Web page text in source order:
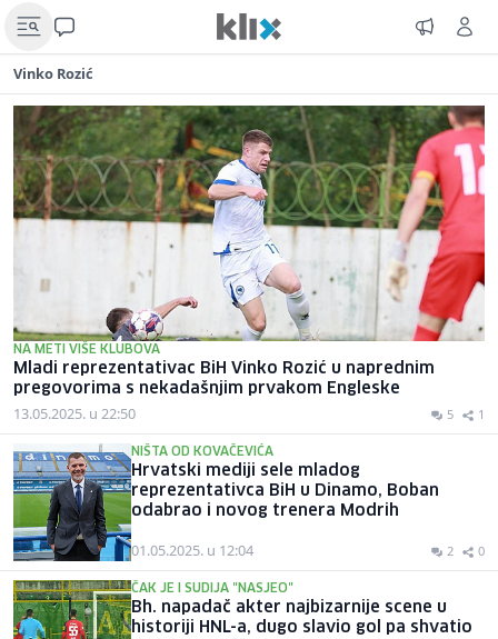
Vinko Rozić
NA METI VIŠE KLUBOVA
Mladi reprezentativac BiH Vinko Rozić u naprednim
pregovorima s nekadašnjim prvakom Engleske
13.05.2025. u 22:50 5 1
NIŠTA OD KOVAČEVIĆA
Hrvatski mediji sele mladog
reprezentativca BiH u Dinamo, Boban
odabrao i novog trenera Modrih
01.05.2025. u 12:04 2 0
ČAK JE I SUDIJA "NASJEO"
Bh. napadač akter najbizarnije scene u
historiji HNL-a, dugo slavio gol pa shvatio